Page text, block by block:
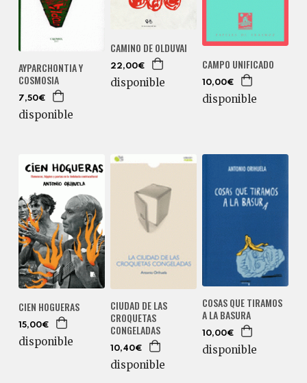
AYPARCHONTIA Y
COSMOSIA
7,50€
disponible
CAMINO DE OLDUVAI
22,00€
disponible
CAMPO UNIFICADO
10,00€
disponible
CIEN HOGUERAS
15,00€
disponible
CIUDAD DE LAS
CROQUETAS
CONGELADAS
10,40€
disponible
COSAS QUE TIRAMOS
A LA BASURA
10,00€
disponible